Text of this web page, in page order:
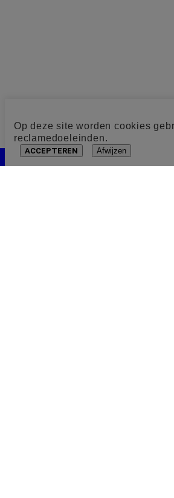
Op deze site worden cookies
reclamedoeleinden.
ACCEPTEREN Afwijzen
Cookie toestemming